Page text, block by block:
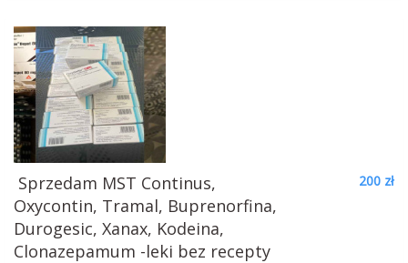
Sprzedam MST Continus,
Oxycontin, Tramal, Buprenorfina,
Durogesic, Xanax, Kodeina,
Clonazepamum -leki bez recepty
200 zł